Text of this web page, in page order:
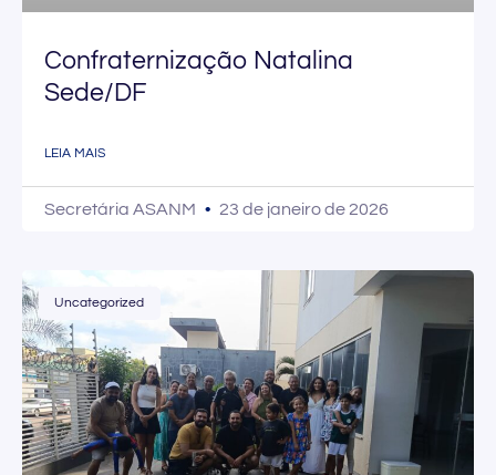
Confraternização Natalina
Sede/DF
LEIA MAIS
Secretária ASANM 23 de janeiro de 2026
Uncategorized